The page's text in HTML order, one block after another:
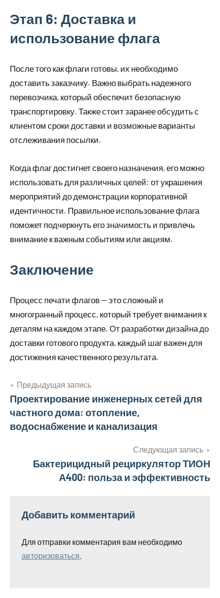
Этап 6: Доставка и
использование флага
После того как флаги готовы, их необходимо
доставить заказчику. Важно выбрать надежного
перевозчика, который обеспечит безопасную
транспортировку. Также стоит заранее обсудить с
клиентом сроки доставки и возможные варианты
отслеживания посылки.
Когда флаг достигнет своего назначения, его можно
использовать для различных целей: от украшения
мероприятий до демонстрации корпоративной
идентичности. Правильное использование флага
поможет подчеркнуть его значимость и привлечь
внимание к важным событиям или акциям.
Заключение
Процесс печати флагов — это сложный и
многогранный процесс, который требует внимания к
деталям на каждом этапе. От разработки дизайна до
доставки готового продукта, каждый шаг важен для
достижения качественного результата.
Навигация
по
Предыдущая запись
Проектирование инженерных сетей для
частного дома: отопление,
водоснабжение и канализация
Следующая запись
Бактерицидный рециркулятор ТИОН
А400: польза и эффективность
Добавить комментарий
Для отправки комментария вам необходимо
авторизоваться